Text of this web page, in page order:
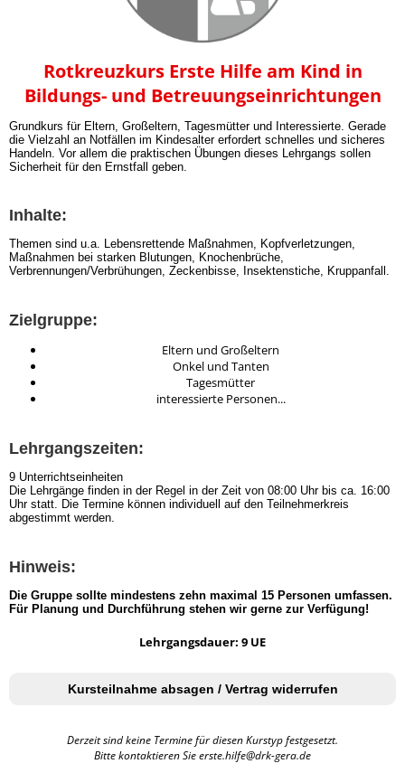
Rotkreuzkurs Erste Hilfe am Kind in
Bildungs- und Betreuungseinrichtungen
Grundkurs für Eltern, Großeltern, Tagesmütter und Interessierte. Gerade
die Vielzahl an Notfällen im Kindesalter erfordert schnelles und sicheres
Handeln. Vor allem die praktischen Übungen dieses Lehrgangs sollen
Sicherheit für den Ernstfall geben.
Inhalte:
Themen sind u.a. Lebensrettende Maßnahmen, Kopfverletzungen,
Maßnahmen bei starken Blutungen, Knochenbrüche,
Verbrennungen/Verbrühungen, Zeckenbisse, Insektenstiche, Kruppanfall.
Zielgruppe:
Eltern und Großeltern
Onkel und Tanten
Tagesmütter
interessierte Personen...
Lehrgangszeiten:
9 Unterrichtseinheiten
Die Lehrgänge finden in der Regel in der Zeit von 08:00 Uhr bis ca. 16:00
Uhr statt. Die Termine können individuell auf den Teilnehmerkreis
abgestimmt werden.
Hinweis:
Die Gruppe sollte mindestens zehn maximal 15 Personen umfassen.
Für Planung und Durchführung stehen wir gerne zur Verfügung!
Lehrgangsdauer: 9 UE
Kursteilnahme absagen / Vertrag widerrufen
Derzeit sind keine Termine für diesen Kurstyp festgesetzt.
Bitte kontaktieren Sie erste.hilfe@drk-gera.de